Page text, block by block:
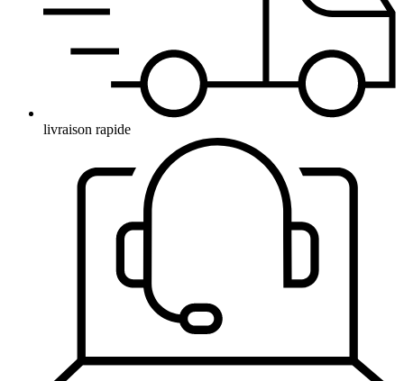
livraison rapide